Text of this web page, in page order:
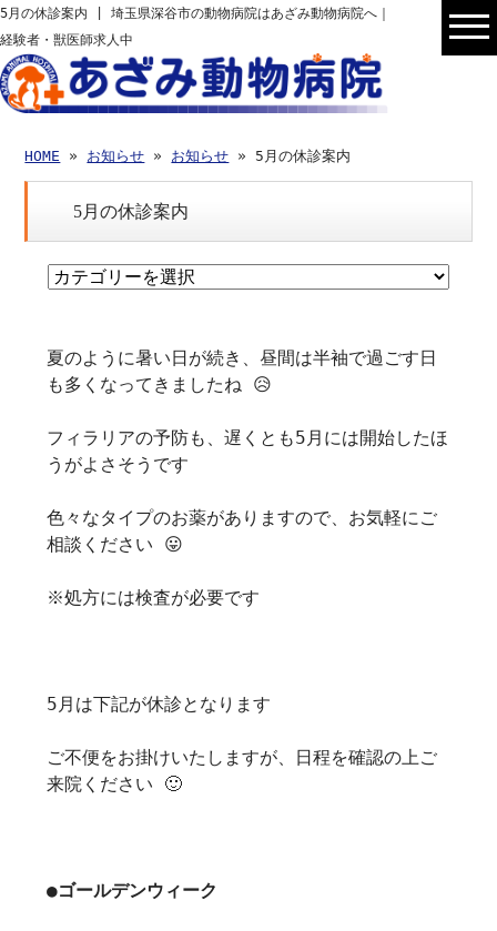
5月の休診案内 | 埼玉県深谷市の動物病院はあざみ動物病院へ｜
経験者・獣医師求人中
HOME » お知らせ » お知らせ » 5月の休診案内
5月の休診案内
夏のように暑い日が続き、昼間は半袖で過ごす日
も多くなってきましたね 😥
フィラリアの予防も、遅くとも5月には開始したほ
うがよさそうです
色々なタイプのお薬がありますので、お気軽にご
相談ください 😛
※処方には検査が必要です
5月は下記が休診となります
ご不便をお掛けいたしますが、日程を確認の上ご
来院ください 🙂
●ゴールデンウィーク